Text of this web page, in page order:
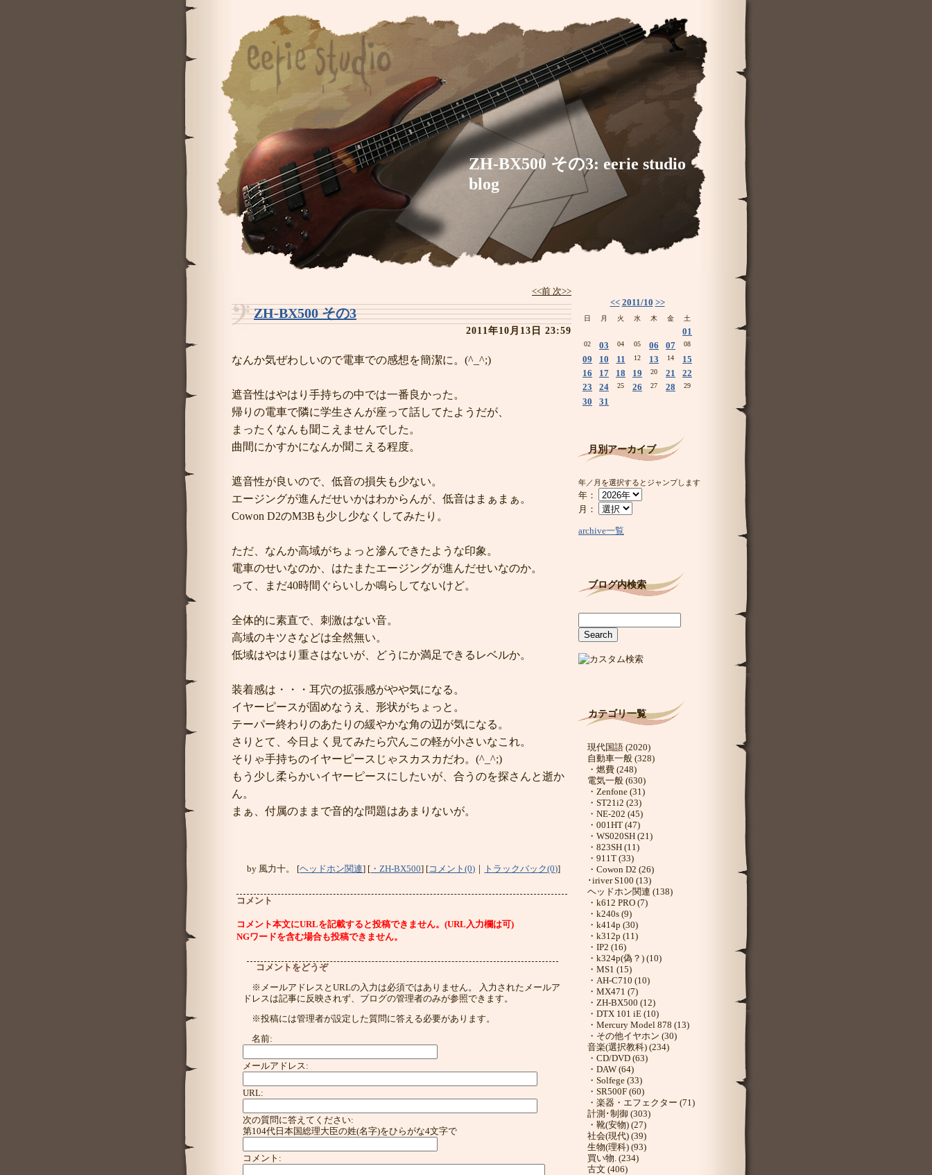
ZH-BX500 その3: eerie studio
blog
<<前 次>>
ZH-BX500 その3―
2011年10月13日 23:59
なんか気ぜわしいので電車での感想を簡潔に。(^_^;)
遮音性はやはり手持ちの中では一番良かった。
帰りの電車で隣に学生さんが座って話してたようだが、
まったくなんも聞こえませんでした。
曲間にかすかになんか聞こえる程度。
遮音性が良いので、低音の損失も少ない。
エージングが進んだせいかはわからんが、低音はまぁまぁ。
Cowon D2のM3Bも少し少なくしてみたり。
ただ、なんか高域がちょっと滲んできたような印象。
電車のせいなのか、はたまたエージングが進んだせいなのか。
って、まだ40時間ぐらいしか鳴らしてないけど。
全体的に素直で、刺激はない音。
高域のキツさなどは全然無い。
低域はやはり重さはないが、どうにか満足できるレベルか。
装着感は・・・耳穴の拡張感がやや気になる。
イヤーピースが固めなうえ、形状がちょっと。
テーパー終わりのあたりの緩やかな角の辺が気になる。
さりとて、今日よく見てみたら穴んこの軽が小さいなこれ。
そりゃ手持ちのイヤーピースじゃスカスカだわ。(^_^;)
もう少し柔らかいイヤーピースにしたいが、合うのを探さんと逝か
ん。
まぁ、付属のままで音的な問題はあまりないが。
by 風力十。 [ヘッドホン関連] [ ・ZH-BX500] [コメント(0) ｜ トラックバック(0)]
コメント
コメントをどうぞ
※メールアドレスとURLの入力は必須ではありません。 入力されたメールア
ドレスは記事に反映されず、ブログの管理者のみが参照できます。
※投稿には管理者が設定した質問に答える必要があります。
名前:
メールアドレス:
URL:
次の質問に答えてください:
第104代日本国総理大臣の姓(名字)をひらがな4文字で
コメント:
<< 2011/10 >>
日 月 火 水 木 金 土
01
02 03 04 05 06 07 08
09 10 11 12 13 14
15
16
17 18 19 20 21
22
23
24 25 26 27 28 29
30 31
月別アーカイブ
年／月を選択するとジャンプします
年：
月：
archive一覧
ブログ内検索
カテゴリ一覧
現代国語 (2020)
自動車一般 (328)
・燃費 (248)
電気一般 (630)
・Zenfone (31)
・ST21i2 (23)
・NE-202 (45)
・001HT (47)
・WS020SH (21)
・823SH (11)
・911T (33)
・Cowon D2 (26)
･iriver S100 (13)
ヘッドホン関連 (138)
・k612 PRO (7)
・k240s (9)
・k414p (30)
・k312p (11)
・IP2 (16)
・k324p(偽？) (10)
・MS1 (15)
・AH-C710 (10)
・MX471 (7)
・ZH-BX500 (12)
・DTX 101 iE (10)
・Mercury Model 878 (13)
・その他イヤホン (30)
音楽(選択教科) (234)
・CD/DVD (63)
・DAW (64)
・Solfege (33)
・SR500F (60)
・楽器・エフェクター (71)
計測･制御 (303)
・靴(安物) (27)
社会(現代) (39)
生物(理科) (93)
買い物. (234)
古文 (406)